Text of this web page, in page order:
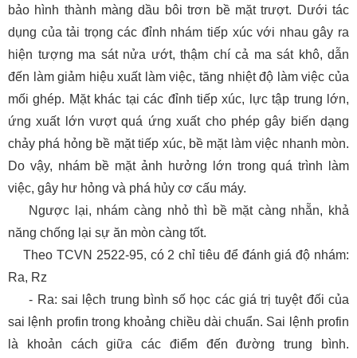
bảo hình thành màng dầu bôi trơn bề mặt trượt. Dưới tác
dụng của tải trọng các đỉnh nhám tiếp xúc với nhau gây ra
hiện tượng ma sát nửa ướt, thậm chí cả ma sát khô, dẫn
đến làm giảm hiệu xuất làm việc, tăng nhiệt độ làm việc của
mối ghép. Mặt khác tại các đỉnh tiếp xúc, lực tập trung lớn,
ứng xuất lớn vượt quá ứng xuất cho phép gây biến dạng
chảy phá hỏng bề mặt tiếp xúc, bề mặt làm việc nhanh mòn.
Do vậy, nhám bề mặt ảnh hưởng lớn trong quá trình làm
việc, gây hư hỏng và phá hủy cơ cấu máy.
Ngược lại, nhám càng nhỏ thì bề mặt càng nhẵn, khả
năng chống lại sự ăn mòn càng tốt.
Theo TCVN 2522-95, có 2 chỉ tiêu để đánh giá độ nhám:
Ra, Rz
- Ra: sai lệch trung bình số học các giá trị tuyệt đối của
sai lệnh profin trong khoảng chiều dài chuẩn. Sai lệnh profin
là khoản cách giữa các điểm đến đường trung bình.